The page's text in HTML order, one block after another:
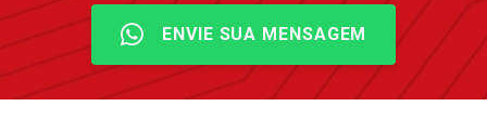
ENVIE SUA MENSAGEM